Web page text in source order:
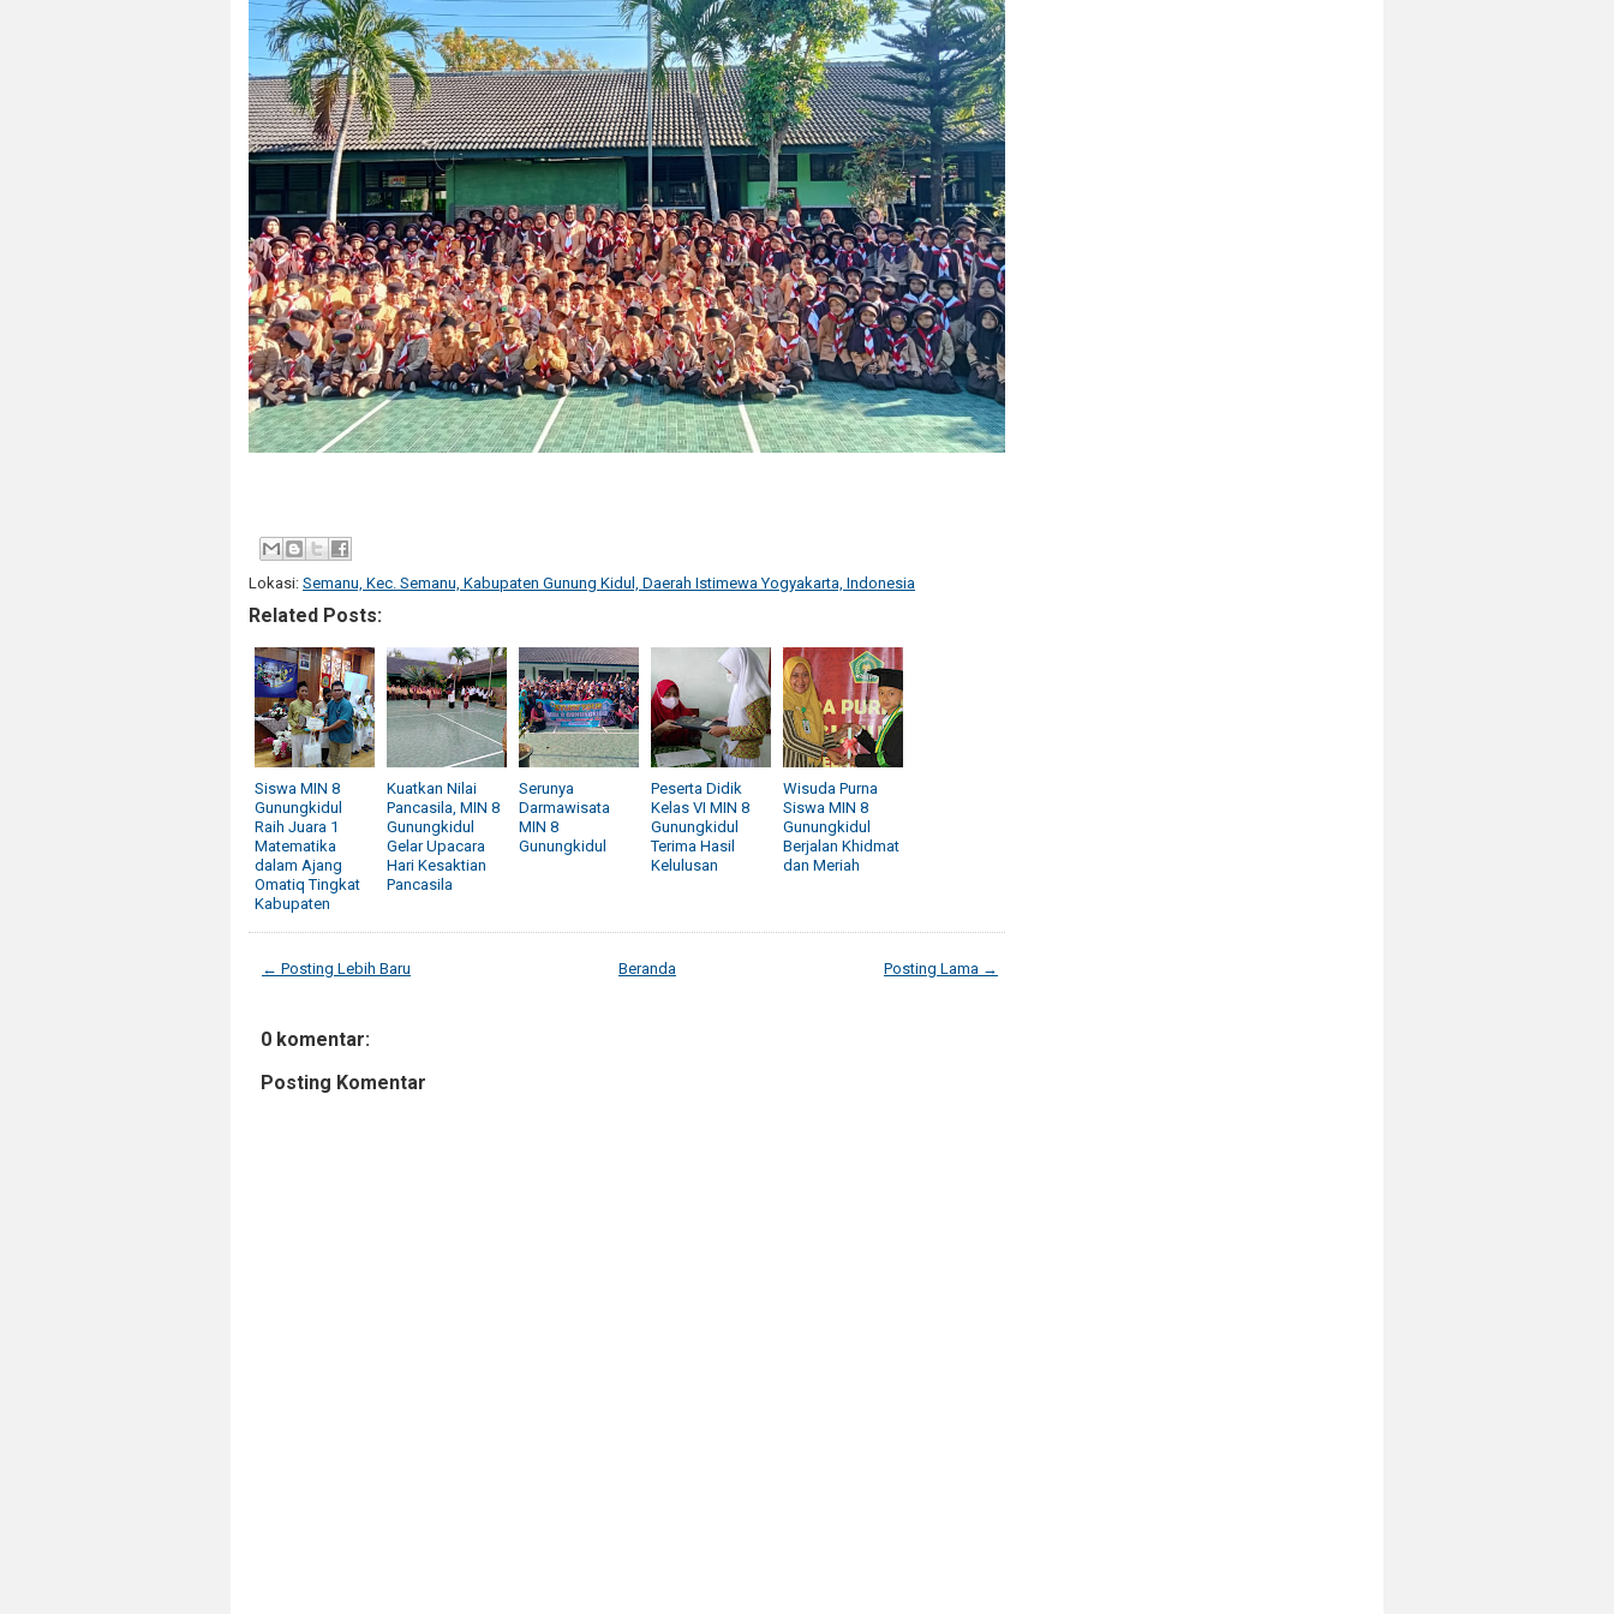
Lokasi: Semanu, Kec. Semanu, Kabupaten Gunung Kidul, Daerah Istimewa Yogyakarta, Indonesia
Related Posts:
Siswa MIN 8
Gunungkidul
Raih Juara 1
Matematika
dalam Ajang
Omatiq Tingkat
Kabupaten
Kuatkan Nilai
Pancasila, MIN 8
Gunungkidul
Gelar Upacara
Hari Kesaktian
Pancasila
Serunya
Darmawisata
MIN 8
Gunungkidul
Peserta Didik
Kelas VI MIN 8
Gunungkidul
Terima Hasil
Kelulusan
Wisuda Purna
Siswa MIN 8
Gunungkidul
Berjalan Khidmat
dan Meriah
← Posting Lebih Baru Posting Lama →
Beranda
0 komentar:
Posting Komentar